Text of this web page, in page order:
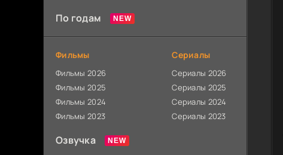
По годам
Фильмы
Фильмы 2026
Фильмы 2025
Фильмы 2024
Фильмы 2023
Сериалы
Сериалы 2026
Сериалы 2025
Сериалы 2024
Сериалы 2023
Озвучка